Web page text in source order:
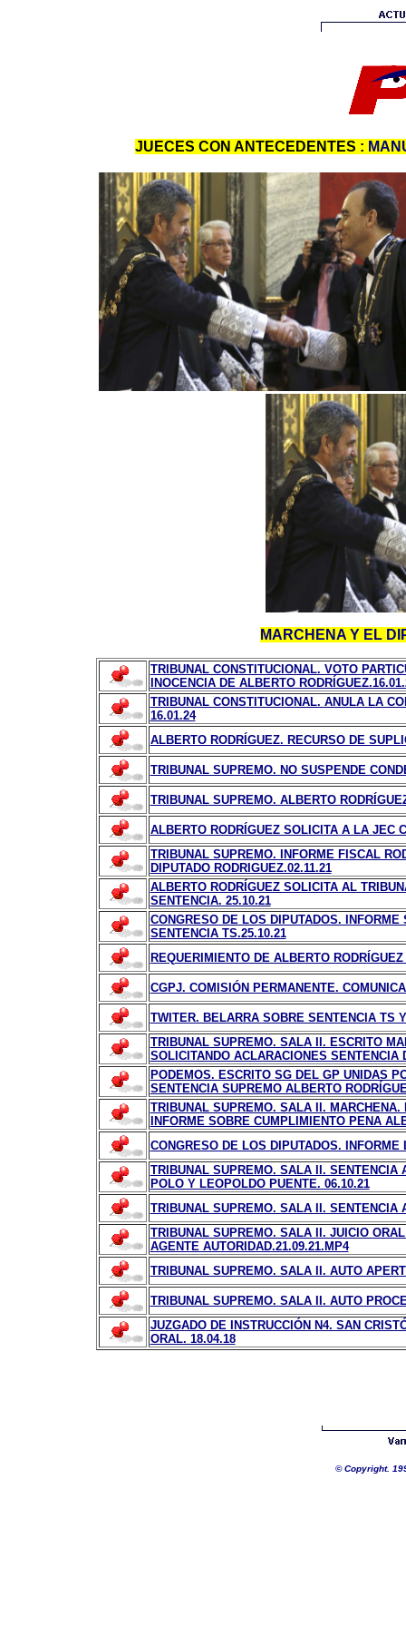
JUECES CON ANTECEDENTES :
MARCHENA Y EL
TRIBUNAL CONSTITUCIONAL. VOTO
INOCENCIA DE ALBERTO
TRIBUNAL CONSTITUCIONAL. ANULA LA
16.01.24
ALBERTO RODRÍGUEZ. RECURSO DE
TRIBUNAL SUPREMO. NO SUSPENDE
TRIBUNAL SUPREMO. ALBERTO
ALBERTO RODRÍGUEZ SOLICITA A LA JEC
TRIBUNAL SUPREMO. INFORME FISCAL
DIPUTADO RODRIGUEZ.02.11.21
ALBERTO RODRÍGUEZ SOLICITA AL
SENTENCIA. 25.10.21
CONGRESO DE LOS DIPUTADOS.
SENTENCIA TS.25.10.21
REQUERIMIENTO DE ALBERTO
CGPJ. COMISIÓN PERMANENTE.
TWITER. BELARRA SOBRE SENTENCIA TS
TRIBUNAL SUPREMO. SALA II. ESCRITO
SOLICITANDO ACLARACIONES SENTENCIA
PODEMOS. ESCRITO SG DEL GP UNIDAS
SENTENCIA SUPREMO ALBERTO
TRIBUNAL SUPREMO. SALA II.
INFORME SOBRE CUMPLIMIENTO PENA
CONGRESO DE LOS DIPUTADOS.
TRIBUNAL SUPREMO. SALA II. SENTENCIA
POLO Y LEOPOLDO PUENTE. 06.10.21
TRIBUNAL SUPREMO. SALA II. SENTENCIA
TRIBUNAL SUPREMO. SALA II. JUICIO
AGENTE AUTORIDAD.21.09.21.MP4
TRIBUNAL SUPREMO. SALA II. AUTO
TRIBUNAL SUPREMO. SALA II. AUTO
JUZGADO DE INSTRUCCIÓN N4. SAN
ORAL. 18.04.18
©Copyright.